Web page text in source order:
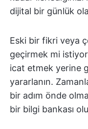
dijital bir günlük
Eski bir fikri veya
geçirmek mi
icat etmek yerine
yararlanın.
bir adım önde
bir bilgi bankası